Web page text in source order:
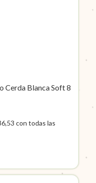
Cerda Blanca Soft 8
con todas las